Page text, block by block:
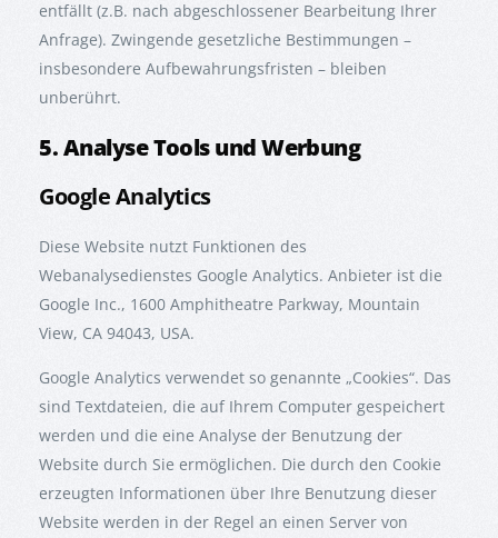
entfällt (z.B. nach abgeschlossener Bearbeitung Ihrer
Anfrage). Zwingende gesetzliche Bestimmungen –
insbesondere Aufbewahrungsfristen – bleiben
unberührt.
5. Analyse Tools und Werbung
Google Analytics
Diese Website nutzt Funktionen des
Webanalysedienstes Google Analytics. Anbieter ist die
Google Inc., 1600 Amphitheatre Parkway, Mountain
View, CA 94043, USA.
Google Analytics verwendet so genannte „Cookies“. Das
sind Textdateien, die auf Ihrem Computer gespeichert
werden und die eine Analyse der Benutzung der
Website durch Sie ermöglichen. Die durch den Cookie
erzeugten Informationen über Ihre Benutzung dieser
Website werden in der Regel an einen Server von